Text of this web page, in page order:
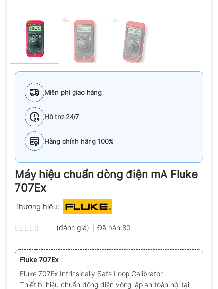
Miễn phí giao hàng
Hỗ trợ 24/7
Hàng chính hãng 100%
Máy hiệu chuẩn dòng điện mA Fluke
707Ex
Thương hiệu:
xếp
hạng
0.0
5
sao
(đánh giá) Đã bán 80
Fluke 707Ex
Fluke 707Ex Intrinsically Safe Loop Calibrator
Thiết bị hiệu chuẩn dòng điện vòng lặp an toàn nội tại